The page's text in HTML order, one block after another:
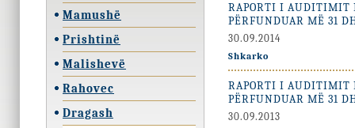
Mamushë
Prishtinë
Malishevë
Rahovec
Dragash
RAPORTI I AUDITIMIT
PËRFUNDUAR MË 31
30.09.2014
Shkarko
RAPORTI I AUDITIMIT
PËRFUNDUAR MË 31
30.09.2013